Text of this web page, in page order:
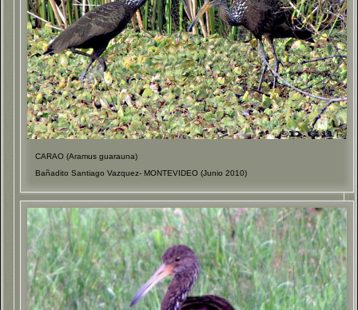
CARAO (Aramus guarauna)
Bañadito Santiago Vazquez- MONTEVIDEO (Junio 2010)